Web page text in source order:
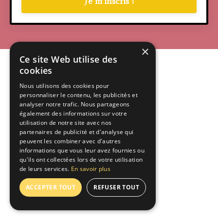
×
Ce site Web utilise des
cookies
Nous utilisons des cookies pour
personnaliser le contenu, les publicités et
analyser notre trafic. Nous partageons
également des informations sur votre
utilisation de notre site avec nos
partenaires de publicité et d'analyse qui
peuvent les combiner avec d'autres
informations que vous leur avez fournies ou
qu'ils ont collectées lors de votre utilisation
de leurs services. En savoir plus
ACCEPTER TOUT REFUSER TOUT